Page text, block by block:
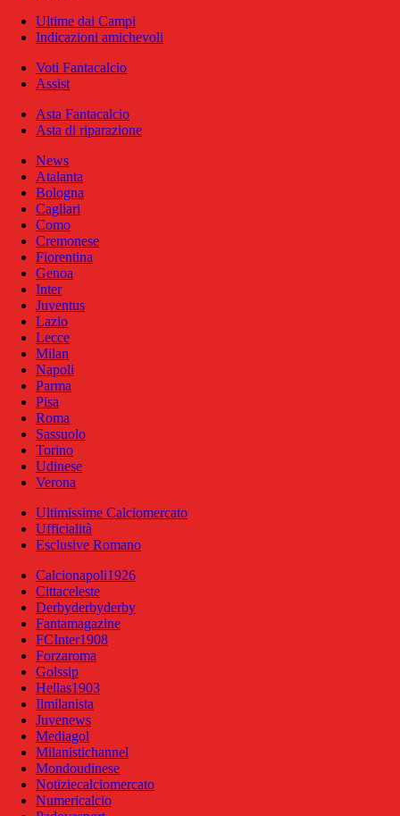
Ultime dai Campi
Indicazioni amichevoli
Voti Fantacalcio
Assist
Asta Fantacalcio
Asta di riparazione
News
Atalanta
Bologna
Cagliari
Como
Cremonese
Fiorentina
Genoa
Inter
Juventus
Lazio
Lecce
Milan
Napoli
Parma
Pisa
Roma
Sassuolo
Torino
Udinese
Verona
Ultimissime Calciomercato
Ufficialità
Esclusive Romano
Calcionapoli1926
Cittaceleste
Derbyderbyderby
Fantamagazine
FCInter1908
Forzaroma
Golssip
Hellas1903
Ilmilanista
Juvenews
Mediagol
Milanistichannel
Mondoudinese
Notiziecalciomercato
Numericalcio